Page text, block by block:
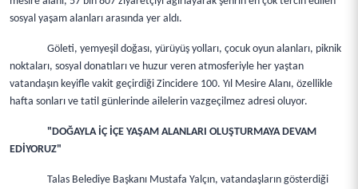
sosyal yaşam alanları arasında yer aldı.
Göleti, yemyeşil doğası, yürüyüş yolları, çocuk oyun alanları, piknik
noktaları, sosyal donatıları ve huzur veren atmosferiyle her yaştan
vatandaşın keyifle vakit geçirdiği Zincidere 100. Yıl Mesire Alanı, özellikle
hafta sonları ve tatil günlerinde ailelerin vazgeçilmez adresi oluyor.
"DOĞAYLA İÇ İÇE YAŞAM ALANLARI OLUŞTURMAYA DEVAM
EDİYORUZ"
Talas Belediye Başkanı Mustafa Yalçın, vatandaşların gösterdiği